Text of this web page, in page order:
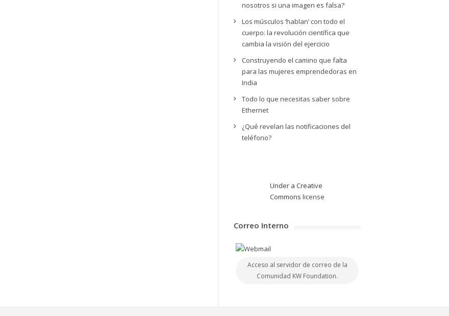
nosotros si una imagen es falsa?
Los músculos ‘hablan’ con todo el
cuerpo: la revolución científica que
cambia la visión del ejercicio
Construyendo el camino que falta
para las mujeres emprendedoras en
India
Todo lo que necesitas saber sobre
Ethernet
¿Qué revelan las notificaciones del
teléfono?
Under a Creative
Commons license
Correo Interno
Acceso al servidor de correo de la
Comunidad KW Foundation.